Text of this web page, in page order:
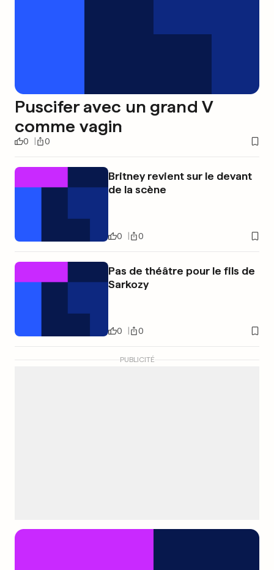
Puscifer avec un grand V
comme vagin
0 0
Britney revient sur le devant
de la scène
0 0
Pas de théâtre pour le fils de
Sarkozy
0 0
PUBLICITÉ